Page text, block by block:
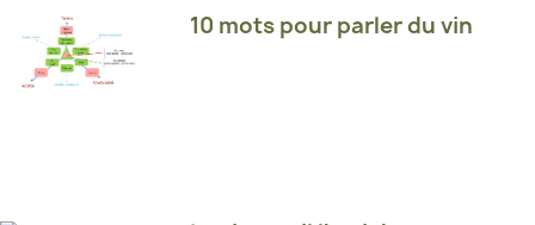
10 mots pour parler du vin